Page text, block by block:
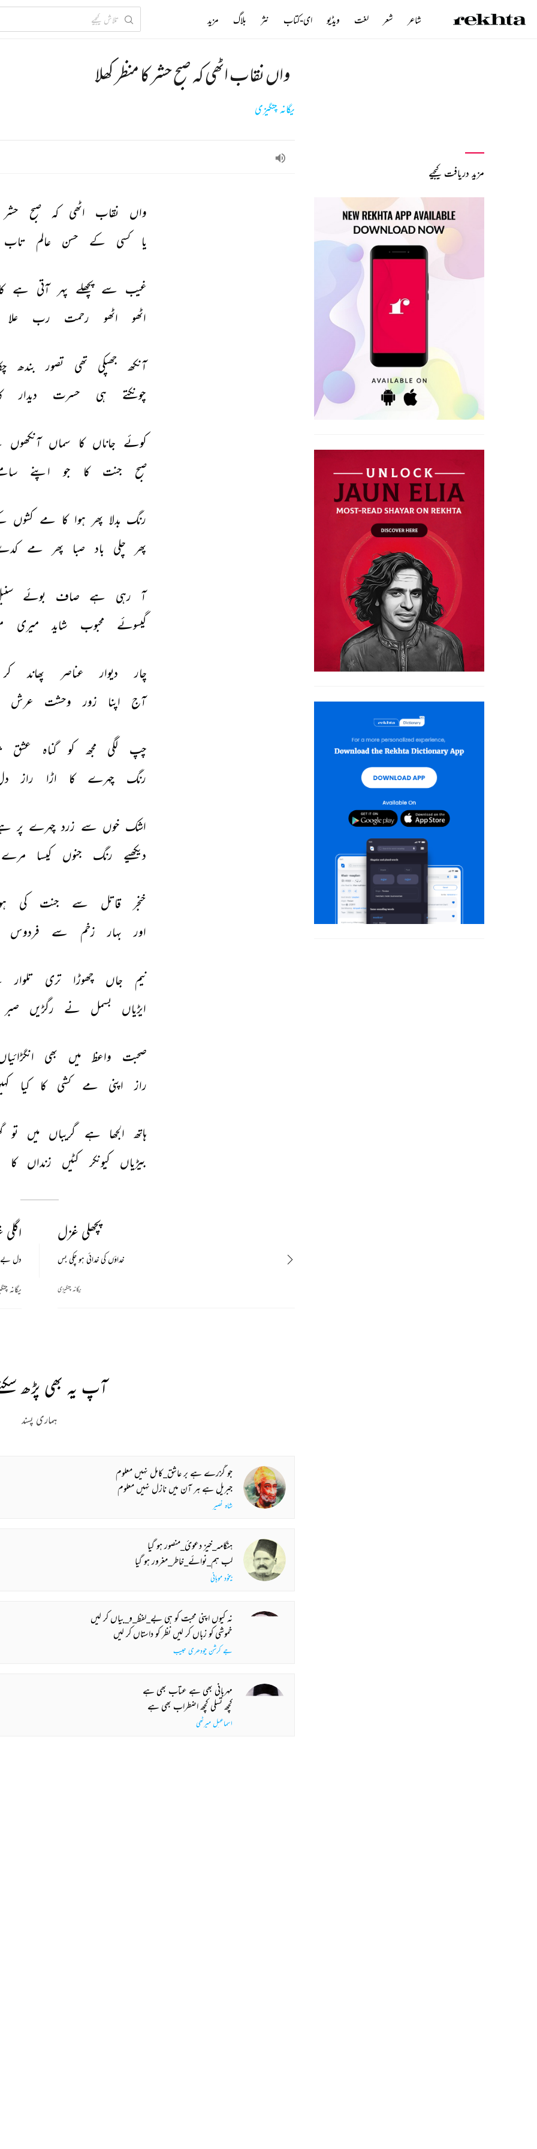
واں نقاب اٹھی کہ صبح حشر کا منظر کھلا
یگانہ چنگیزی
واں نقاب اٹھی کہ صبح
حشر
یا
کسی کے حسن عالم تاب
غیب سے پچھلے پہر آتی ہے
اٹھو
اٹھو رحمت رب علا
آنکھ جھپکی تھی تصور بندھ
چونکتے
ہی حسرت دیدار
کوئے جاناں کا سماں آنکھوں
صبح
جنت کا جو اپنے
رنگ بدلا پھر ہوا کا مے کشوں
پھر
چلی باد صبا پھر مے
آ رہی ہے صاف بوئے
گیسوئے
محبوب شاید میری
چار دیوار عناصر پھاند
کر
آج
اپنا زور وحشت عرش
چپ لگی مجھ کو گناہ عشق
رنگ
چہرے کا اڑا راز
اشک خوں سے زرد چہرے پر
دیکھیے
رنگ جنوں کیسا
خنجر قاتل سے جنت کی
اور
بہار زخم سے فردوس
نیم جاں چھوڑا تری تلوار
ایڑیاں
بسمل نے رگڑیں صبر
صحبت واعظ میں بھی
راز
اپنی مے کشی کا کیا
ہاتھ الجھا ہے گریباں میں تو
بیڑیاں
کیونکر کٹیں زنداں کا
دل بے
یگانہ
پچھلی غزل
خداؤں کی خدائی ہو چکی بس
یگانہ چنگیزی
آپ یہ بھی پڑھ
ہماری پسند
جو گزرے ہے بر عاشق_کامل نہیں معلوم
جبریل ہے ہر آن میں نازل نہیں معلوم
شاہ نصیر
ہنگامہ_خیز دعوئ_منصور ہو گیا
لب ہم_نوائے_خاطر_مغرور ہو گیا
بیخود موہانی
نہ کیوں اپنی محبت کو ہی بے_لفظ_و_بیاں کر لیں
خموشی کو زباں کر لیں نظر کو داستاں کر لیں
جے کرشن چودھری حبیب
مہربانی بھی ہے عتاب بھی ہے
کچھ تسلی کچھ اضطراب بھی ہے
اسماعیل میرٹھی
مزید دریافت کیجیے
شاعر شعر لغت ویڈیو ای-کتاب نثر بلاگ مزید